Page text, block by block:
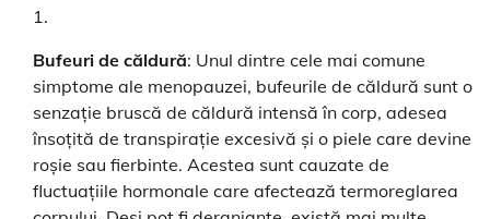
Bufeuri de căldură: Unul dintre cele mai comune
simptome ale menopauzei, bufeurile de căldură sunt o
senzație bruscă de căldură intensă în corp, adesea
însoțită de transpirație excesivă și o piele care devine
roșie sau fierbinte. Acestea sunt cauzate de
fluctuațiile hormonale care afectează termoreglarea